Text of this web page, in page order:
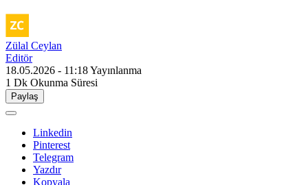
Zülal Ceylan
Editör
18.05.2026 - 11:18Yayınlanma
1 Dk Okunma Süresi
Paylaş
Linkedin
Pinterest
Telegram
Yazdır
Kopyala